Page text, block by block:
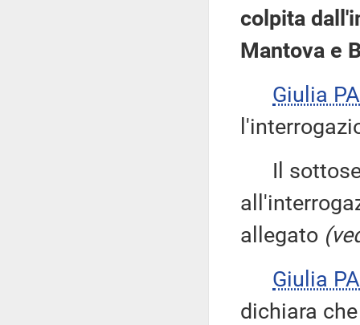
colpita
Mantova e
Giulia
Il
allegato
Giulia
dichiara